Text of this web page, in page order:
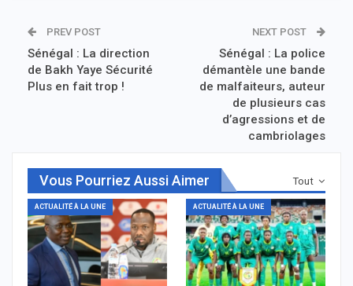
PREV POST
Sénégal : La direction
de Bakh Yaye Sécurité
Plus en fait trop !
NEXT POST
Sénégal : La police
démantèle une bande
de malfaiteurs, auteur
de plusieurs cas
d’agressions et de
cambriolages
Tout
Vous Pourriez Aussi Aimer
ACTUALITÉ À LA UNE ACTUALITÉ À LA UNE